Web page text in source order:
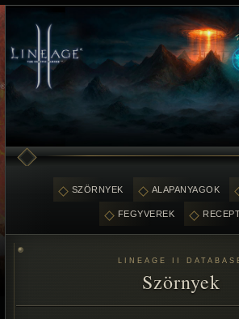
SZÖRNYEK ALAPANYAGOK
FEGYVEREK
LINEAGE II
Szörnyek